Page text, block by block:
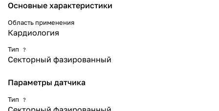
Основные характеристики
Область применения
Кардиология
Тип ?
Секторный фазированный
Параметры датчика
Тип ?